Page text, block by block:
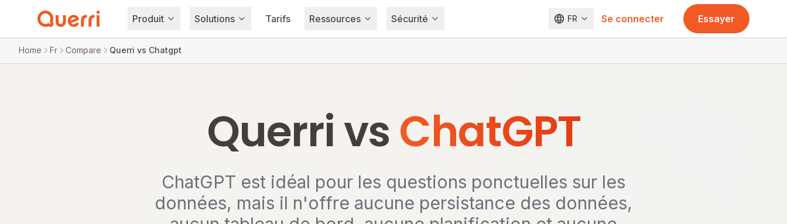
Skip to content
Produit Solutions Tarifs Ressources Sécurité FR Se connecter Essayer
Home Fr Compare Querri vs Chatgpt
Querri vsChatGPT
ChatGPT est idéal pour les questions ponctuelles sur les
données, mais il n'offre aucune persistance des données,